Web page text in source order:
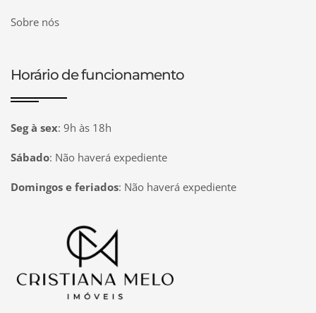
Sobre nós
Horário de funcionamento
Seg à sex: 9h às 18h
Sábado: Não haverá expediente
Domingos e feriados: Não haverá expediente
Página inicial